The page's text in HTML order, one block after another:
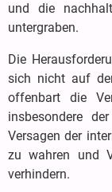
und die
untergraben.
Die
sich nicht auf
offenbart die
insbesondere
Versagen der
zu wahren und
verhindern.